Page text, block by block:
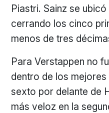
Piastri. Sainz se
cerrando los cinco
menos de tres
Para Verstappen no
dentro de los
sexto por delante de
más veloz en la